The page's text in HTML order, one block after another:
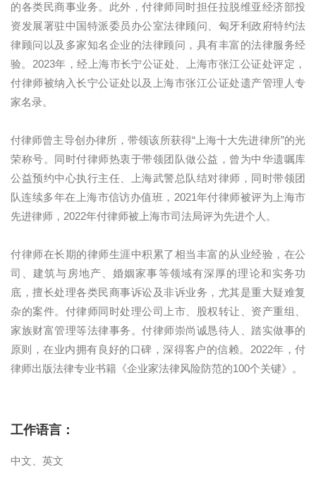
的各类民商事业务。此外，付律师同时担任拉脱维亚经济部投
资发展署驻中国特派委员办公室法律顾问、匈牙利政府特约法
律顾问以及多家知名企业的法律顾问，具有丰富的法律服务经
验。2023年，经上海市长宁公证处、上海市张江公证处评定，
付律师被纳入长宁公证处以及上海市张江公证处遗产管理人专
家名录。
付律师曾主导创办律所，带领该所获得“上海十大先进律所”的光
荣称号。同时付律师热衷于带领团队做公益，曾为中华遗嘱库
公益预约中心执行主任、上海武警总队结对律师，同时带领团
队连续多年在上海市信访办值班，2021年付律师被评为上海市
先进律师，2022年付律师被上海市司法局评为先进个人。
付律师在长期的律师生涯中积累了相当丰富的从业经验，在公
司、建筑与房地产、婚姻家事等领域有深厚的理论和实务功
底，擅长处理各类民商事诉讼及非诉业务，尤其是重大疑难复
杂的案件。付律师同时处理公司上市、股权转让、资产重组、
家族财富管理等法律事务。付律师崇尚诚恳待人、踏实做事的
原则，在业内拥有良好的口碑，深得客户的信赖。2022年，付
律师出版法律专业书籍《企业家法律风险防范的100个关键》。
工作语言：
中文、英文